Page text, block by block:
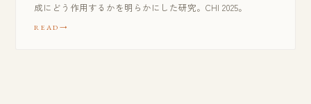
成にどう作用するかを明らかにした研究。CHI 2025。
READ